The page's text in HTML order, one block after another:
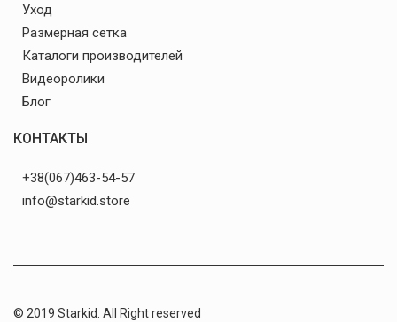
Уход
Размерная сетка
Каталоги производителей
Видеоролики
Блог
КОНТАКТЫ
+38(067)463-54-57
info@starkid.store
© 2019 Starkid. All Right reserved